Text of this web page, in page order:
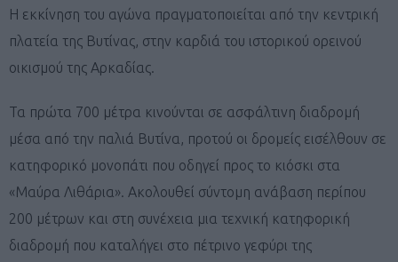
Η εκκίνηση του αγώνα πραγματοποιείται από την κεντρική
πλατεία της Βυτίνας, στην καρδιά του ιστορικού ορεινού
οικισμού της Αρκαδίας.
Τα πρώτα 700 μέτρα κινούνται σε ασφάλτινη διαδρομή
μέσα από την παλιά Βυτίνα, προτού οι δρομείς εισέλθουν σε
κατηφορικό μονοπάτι που οδηγεί προς το κιόσκι στα
«Μαύρα Λιθάρια». Ακολουθεί σύντομη ανάβαση περίπου
200 μέτρων και στη συνέχεια μια τεχνική κατηφορική
διαδρομή που καταλήγει στο πέτρινο γεφύρι της